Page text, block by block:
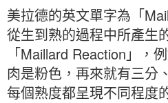
美拉德的英文單字為「
從生到熟的過程中所產生
「Maillard Reaction」，
肉是粉色，再來就有三分
每個熟度都呈現不同程度